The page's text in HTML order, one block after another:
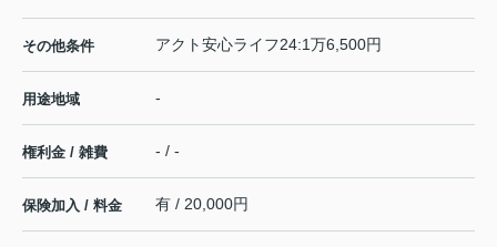
その他条件 アクト安心ライフ24:1万6,500円
用途地域 -
権利金 / 雑費 - / -
保険加入 / 料金 有 / 20,000円